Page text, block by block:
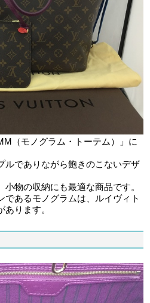
（モノグラム・トーテム）」に
ルでありながら飽きのこないデザ
物の収納にも最適な商品です。
であるモノグラムは、ルイヴィト
ります。